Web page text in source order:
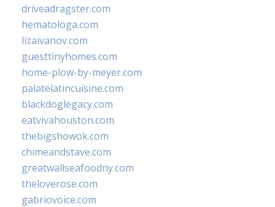
driveadragster.com
hematologa.com
lizaivanov.com
guesttinyhomes.com
home-plow-by-meyer.com
palatelatincuisine.com
blackdoglegacy.com
eatvivahouston.com
thebigshowok.com
chimeandstave.com
greatwallseafoodny.com
theloverose.com
gabriovoice.com